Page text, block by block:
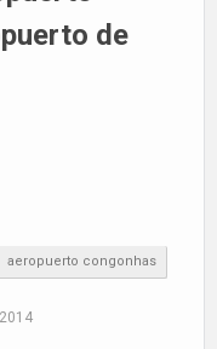
de
aeropuerto congonhas